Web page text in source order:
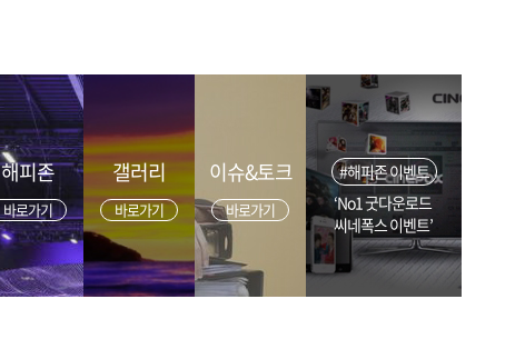
해피존
바로가기
갤러리
바로가기
이슈&토크
바로가기
#해피존 이벤트
‘No1 굿다운로드
씨네폭스 이벤트’